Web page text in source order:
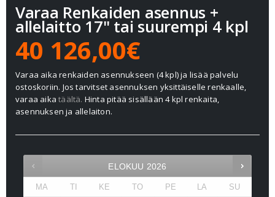
Varaa Renkaiden asennus +
allelaitto 17" tai suurempi 4 kpl
40 126,00€
Varaa aika renkaiden asennukseen (4 kpl) ja lisää palvelu
ostoskoriin. Jos tarvitset asennuksen yksittäiselle renkaalle,
varaa aikatäältä. Hinta pitää sisällään 4 kpl renkaita,
asennuksen ja allelaiton.
ELOKUU 2026
MA TI KE TO PE LA SU